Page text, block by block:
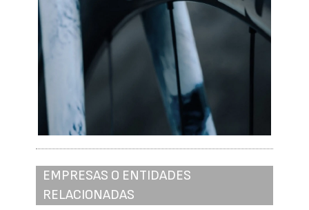
EMPRESAS O ENTIDADES
RELACIONADAS